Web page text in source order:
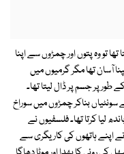
تو وہ پتوں اور چمڑوں سے اپنا
آسان تھا مگر گرمیوں میں
پر جسم پر ڈال لیتا تھا۔
سونٹیاں بناکر چمڑوں میں سوراخ
لیا کرتا تھا۔ فلسفیوں نے
اپنے ہاتھوں کی کاریگری سے